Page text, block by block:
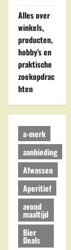
Alles over
winkels,
producten,
hobby’s en
praktische
zoekopdrac
hten
a-merk
aanbieding
Afwassen
Aperitief
avond
maaltijd
Bier
Deals